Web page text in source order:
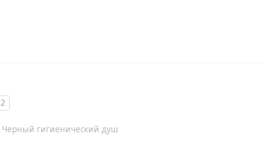
2
Черный гигиенический душ